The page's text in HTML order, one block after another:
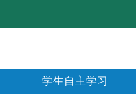
学生自主学习